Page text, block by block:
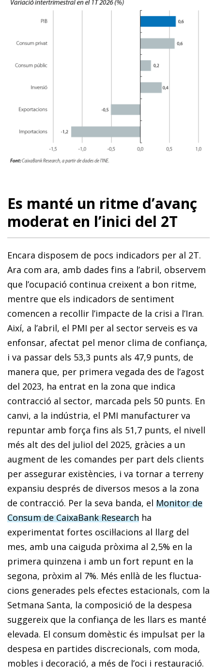
Es manté un ritme d’avanç
moderat en l’inici del 2T
Encara disposem de pocs indicadors per al 2T.
Ara com ara, amb dades fins a l’abril, observem
que l’ocupació continua creixent a bon ritme,
mentre que els indicadors de sentiment
comencen a recollir l’impacte de la crisi a l’Iran.
Així, a l’abril, el PMI per al sector serveis es va
enfonsar, afectat pel menor clima de confiança,
i va passar dels 53,3 punts als 47,9 punts, de
manera que, per primera vegada des de l’agost
del 2023, ha entrat en la zona que indica
contracció al sector, marcada pels 50 punts. En
canvi, a la indústria, el PMI manufacturer va
repuntar amb força fins als 51,7 punts, el nivell
més alt des del juliol del 2025, gràcies a un
augment de les comandes per part dels clients
per assegurar existències, i va tornar a terreny
expansiu després de diversos mesos a la zona
de contracció. Per la seva banda, el Monitor de
Consum de CaixaBank Research ha
experimentat fortes oscil·lacions al llarg del
mes, amb una caiguda pròxima al 2,5% en la
primera quinzena i amb un fort repunt en la
segona, pròxim al 7%. Més enllà de les fluctua­
cions generades pels efectes estacionals, com la
Setmana Santa, la composició de la despesa
suggereix que la confiança de les llars es manté
elevada. El consum domèstic és impulsat per la
despesa en partides discrecionals, com moda,
mobles i decoració, a més de l’oci i restauració.